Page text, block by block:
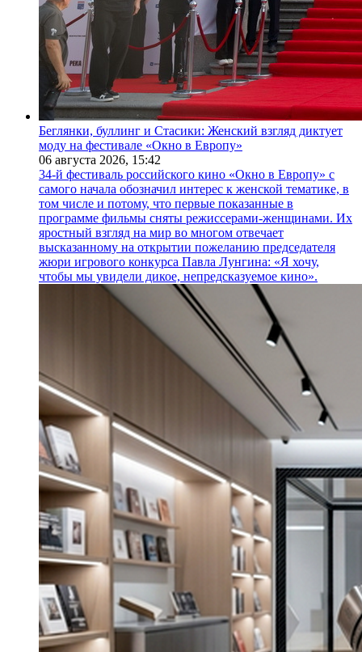
Беглянки, буллинг и Стасики: Женский взгляд диктует
моду на фестивале «Окно в Европу»
06 августа 2026, 15:42
34-й фестиваль российского кино «Окно в Европу» с
самого начала обозначил интерес к женской тематике, в
том числе и потому, что первые показанные в
программе фильмы сняты режиссерами-женщинами. Их
яростный взгляд на мир во многом отвечает
высказанному на открытии пожеланию председателя
жюри игрового конкурса Павла Лунгина: «Я хочу,
чтобы мы увидели дикое, непредсказуемое кино».